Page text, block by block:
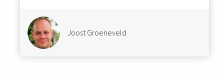
Joost Groeneveld